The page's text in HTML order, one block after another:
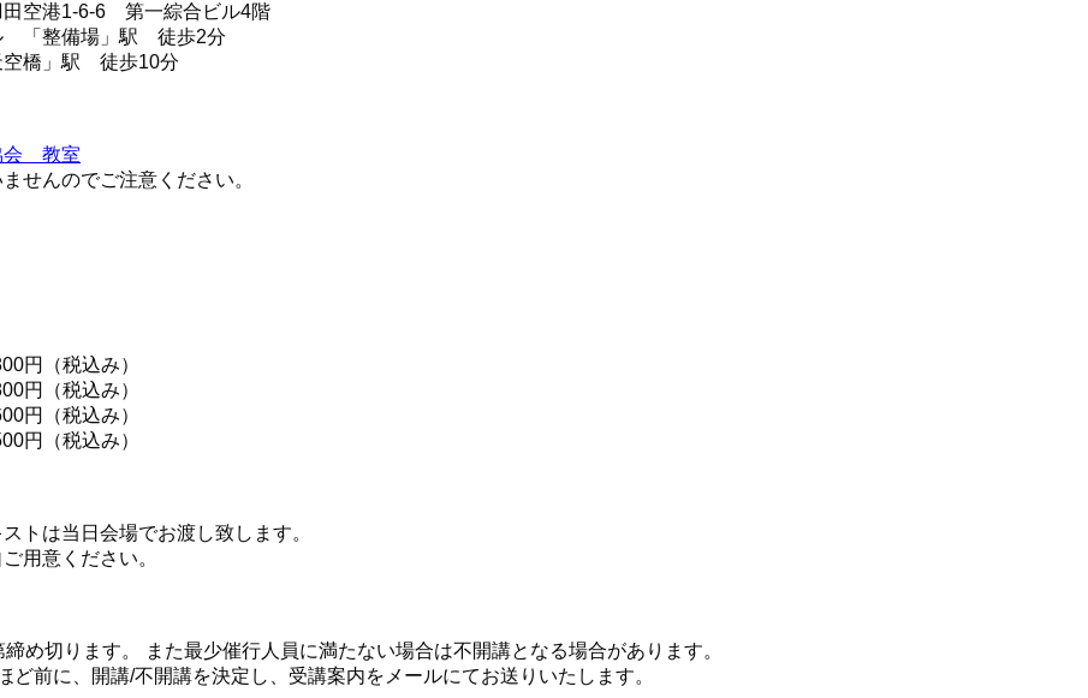
田空港1-6-6 第一綜合ビル4階
「整備場」駅 徒歩2分
橋」駅 徒歩10分
会 教室
せんのでご注意ください。
（税込み）
円（税込み）
円（税込み）
円（税込み）
トは当日会場でお渡し致します。
用意ください。
め切ります。 また最少催行人員に満たない場合は不開講となる場合があります。
ど前に、開講/不開講を決定し、受講案内をメールにてお送りいたします。